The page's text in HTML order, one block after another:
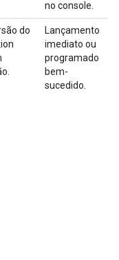
no console.
do
Lançamento
imediato ou
programado
bem-
sucedido.